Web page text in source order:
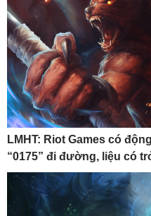
LMHT: Riot Games có
“0175” đi đường, liệu có